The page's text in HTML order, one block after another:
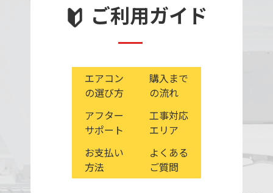
・公開された個人情報が事実と異なる場合、訂正や削除
に応じます。
ご利用ガイド
エアコン
の選び方
購入まで
の流れ
アフター
サポート
工事対応
エリア
お支払い
方法
よくある
ご質問